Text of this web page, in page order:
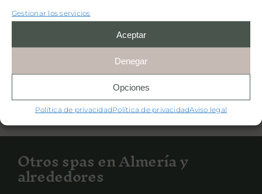
Gestionar los servicios
Aceptar
Denegar
Opciones
Política de privacidadPolítica de privacidadAviso legal
activar Google maps
Política de privacidad
Otros spas en Almería y
alrededores